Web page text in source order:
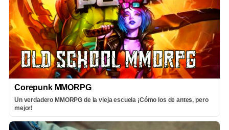
Corepunk MMORPG
Un verdadero MMORPG de la vieja escuela ¡Cómo los de antes, pero
mejor!